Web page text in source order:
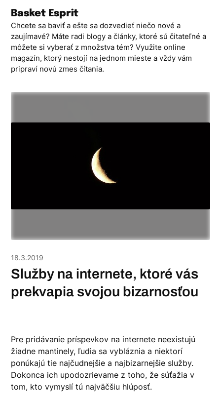
content
Basket Esprit
Chcete sa baviť a ešte sa dozvedieť niečo nové a
zaujímavé? Máte radi blogy a články, ktoré sú čitateľné a
môžete si vyberať z množstva tém? Využite online
magazín, ktorý nestojí na jednom mieste a vždy vám
pripraví novú zmes čítania.
18.3.2019
Služby na internete, ktoré vás
prekvapia svojou bizarnosťou
Pre pridávanie príspevkov na internete neexistujú
žiadne mantinely, ľudia sa vybláznia a niektorí
ponúkajú tie najčudnejšie a najbizarnejšie služby.
Dokonca ich upodozrievame z toho, že súťažia v
tom, kto vymyslí tú najväčšiu hlúposť.